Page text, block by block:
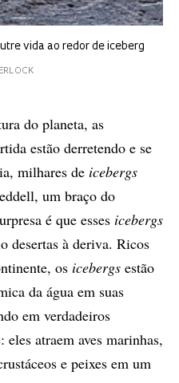
vida ao redor de iceberg
do planeta, as
estão derretendo e se
milhares de icebergs
um braço do
é que esses icebergs
desertas à deriva. Ricos
os icebergs estão
da água em suas
em verdadeiros
atraem aves marinhas,
e peixes em um